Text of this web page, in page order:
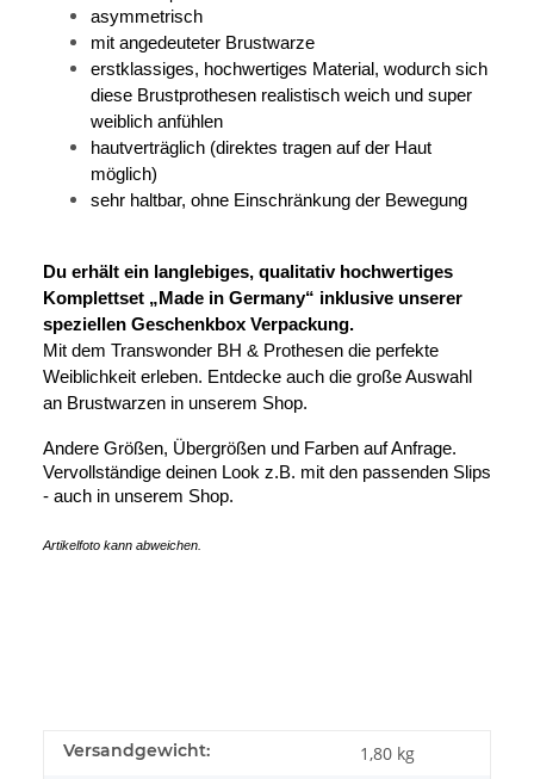
asymmetrisch
mit angedeuteter Brustwarze
erstklassiges, hochwertiges Material, wodurch sich
diese Brustprothesen realistisch weich und super
weiblich anfühlen
hautverträglich (direktes tragen auf der Haut
möglich)
sehr haltbar, ohne Einschränkung der Bewegung
Du erhält ein langlebiges, qualitativ hochwertiges
Komplettset „Made in Germany“ inklusive unserer
speziellen Geschenkbox Verpackung.
Mit dem Transwonder BH & Prothesen die perfekte
Weiblichkeit erleben. Entdecke auch die große Auswahl
an Brustwarzen in unserem Shop.
Andere Größen, Übergrößen und Farben auf Anfrage.
Vervollständige deinen Look z.B. mit den passenden Slips
- auch in unserem Shop.
Artikelfoto kann abweichen.
Versandgewicht: 1,80 kg